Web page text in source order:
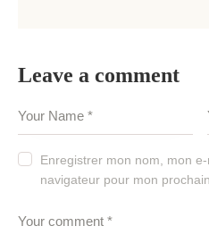
Leave a comment
Enregistrer mon nom, mon
navigateur pour mon